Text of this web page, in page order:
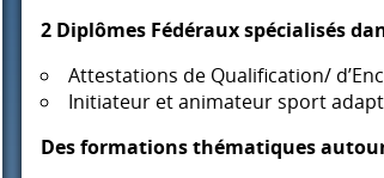
2 Diplômes Fédéraux spécialisés
Attestations de Qualification/
Initiateur et animateur sport
Des formations thématiques